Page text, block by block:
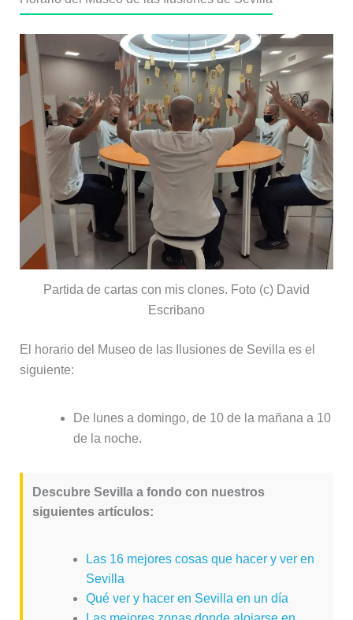
Partida de cartas con mis clones. Foto (c) David
Escribano
El horario del Museo de las Ilusiones de Sevilla es el
siguiente:
De lunes a domingo, de 10 de la mañana a 10
de la noche.
Descubre Sevilla a fondo con nuestros
siguientes artículos:
Las 16 mejores cosas que hacer y ver en
Sevilla
Qué ver y hacer en Sevilla en un día